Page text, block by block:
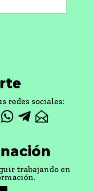
redes sociales:
trabajando en